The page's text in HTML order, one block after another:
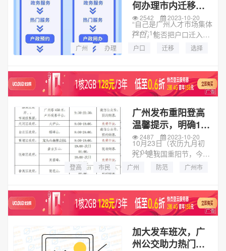
何办理市内迁移业
务？“指引”来了
“自己是广州人才市场集体
户口，能否把户口迁入配
偶叔叔在广州的房产，怎
民刘先生来信咨询。广州
公安户政部门表示，按
照...
2542
2023-10-20
22:07:14
广州
办理 户口 迁移
选择
广州发布重阳登高
温馨提示，明确12
个登高点
10月23日（农历九月初
九）是我国重阳节，今年
重阳恰逢周末，市民群众
流高峰。记者从广州市林
业和园林局了解到，为保
障群众...
2487
2023-10-20
22:04:01
登高
市民 广州 防范
广州市
加大发车班次，广
州公交助力热门登